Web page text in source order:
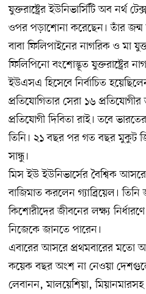
যুক্তরাষ্ট্রের ইউনিভার্সিটি অব নর্থ
ওপর পড়াশোনা করেছেন। তাঁর জন্ম
বাবা ফিলিপাইনের নাগরিক ও মা
ফিলিপিনো বংশোদ্ভূত যুক্তরাষ্ট্রের
ইউএসএ হিসেবে নির্বাচিত
প্রতিযোগিতার সেরা ১৬
প্রতিযোগী দিবিতা রাই। তবে
তিনি। ২১ বছর পর গত বছর মুকুট
সান্ধু।
মিস ইউ ইউনিভার্সের বৈশ্বিক আসরে
বাজিমাত করলেন গ্যাব্রিয়েল। তিনি
কিশোরীদের জীবনের লক্ষ্য
নিজেকে জানতে পারেন।
এবারের আসরে প্রথমবারের মতো
কয়েক বছর অংশ না নেওয়া
লেবানন, মালয়েশিয়া,